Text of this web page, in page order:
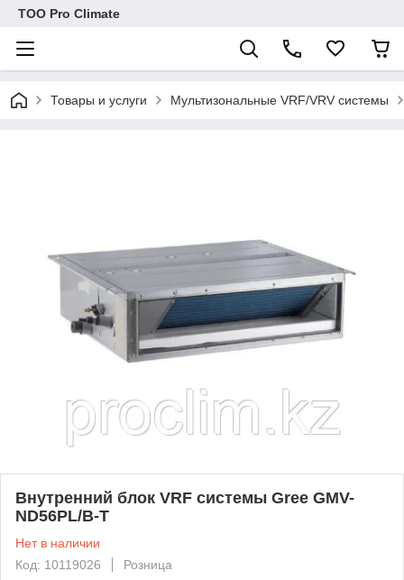
ТОО Pro Climate
Товары и услуги Мультизональные VRF/VRV системы
Внутренний блок VRF системы Gree GMV-
ND56PL/B-T
Нет в наличии
Код: 10119026
Розница